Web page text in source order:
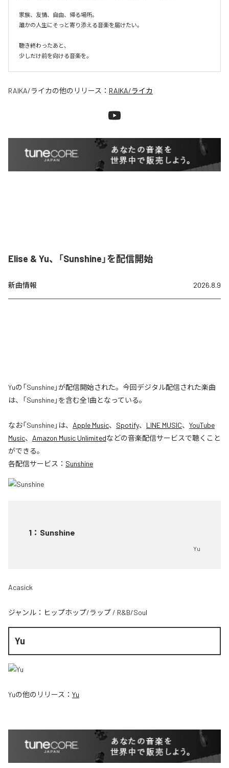
家族、友情、自由、帰る場所。
誰かの人生にそっと寄り添える音楽を届けたい。
聴き終わったあと、
少しだけ前を向ける音楽を。
RAIKA/ライカの他のリリース： RAIKA/ライカ
Elise & Yu、「Sunshine」を配信開始
新曲情報 2026.8.9
Yuの「Sunshine」が配信開始された。今回デジタル配信された楽曲
は、「Sunshine」を含む全1曲となっている。
なお「Sunshine」は、 Apple Music、 Spotify、 LINE MUSIC、 YouTube
Music、 Amazon Music Unlimitedなどの音楽配信サービスで聴くこと
ができる。
各配信サービス： Sunshine
1 ： Sunshine
Yu
Acasick
ジャンル： ヒップホップ/ラップ / R&B/Soul
Yu
Yuの他のリリース： Yu